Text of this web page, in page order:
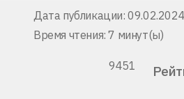
Дата публикации: 09.02.2024
Время чтения: 7 минут(ы)
9451